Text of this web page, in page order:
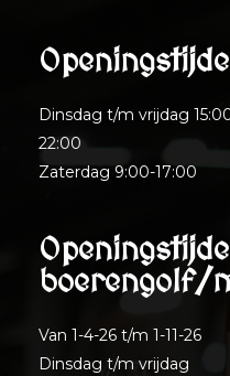
Dinsdag t/m vrijdag
22:00
Zaterdag 9:00-17:00
boerengolf/
Van 1-4-26 t/m 1-11-26
Dinsdag t/m vrijdag